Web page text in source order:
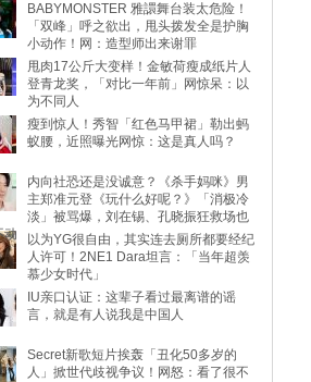
BABYMONSTER 雅譞舞台装太危险！
「双峰」呼之欲出，甩头拨发全是护胸
小动作！网：造型师出来谢罪
甩肉17公斤大变样！金敏荷瘦成纸片人
登青龙奖，「对比一年前」网惊呆：以
为不同人
瘦到惊人！秀智「红色马甲裙」勒出蚂
蚁腰，近照曝光网惊：这是真人吗？
内向社恐还是没诚意？《杀手妈咪》男
主郑准元登《玩什么好呢？》「消极冷
淡」被骂爆，刘在锡、孔晓振狂救场也
动
以为YG很自由，其实连去厕所都要经纪
人许可！2NE1 Dara坦言：「当年超羡
慕少女时代」
IU亲口认证：这辈子看过最离谱的谣
言，就是有人说我是中国人
Secret新歌短片挨轰「丑化50多岁的
人」掀世代歧视争议！网怒：看了很不